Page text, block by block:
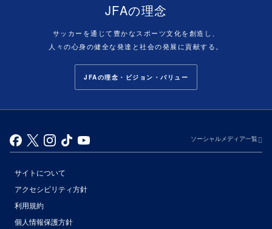
JFAの理念
サッカーを通じて豊かなスポーツ文化を創造し、
人々の心身の健全な発達と社会の発展に貢献する。
JFAの理念・ビジョン・バリュー
ソーシャルメディア一覧
サイトについて
アクセシビリティ方針
利用規約
個人情報保護方針